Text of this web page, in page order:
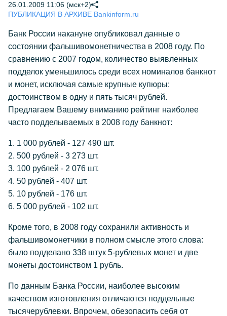
26.01.2009 11:06 (мск+2)
ПУБЛИКАЦИЯ В АРХИВЕ Bankinform.ru
Банк России накануне опубликовал данные о
состоянии фальшивомонетничества в 2008 году. По
сравнению с 2007 годом, количество выявленных
подделок уменьшилось среди всех номиналов банкнот
и монет, исключая самые крупные купюры:
достоинством в одну и пять тысяч рублей.
Предлагаем Вашему вниманию рейтинг наиболее
часто подделываемых в 2008 году банкнот:
1. 1 000 рублей - 127 490 шт.
2. 500 рублей - 3 273 шт.
3. 100 рублей - 2 076 шт.
4. 50 рублей - 407 шт.
5. 10 рублей - 176 шт.
6. 5 000 рублей - 102 шт.
Кроме того, в 2008 году сохранили активность и
фальшивомонетчики в полном смысле этого слова:
было подделано 338 штук 5-рублевых монет и две
монеты достоинством 1 рубль.
По данным Банка России, наиболее высоким
качеством изготовления отличаются поддельные
тысячерублевки. Впрочем, обезопасить себя от